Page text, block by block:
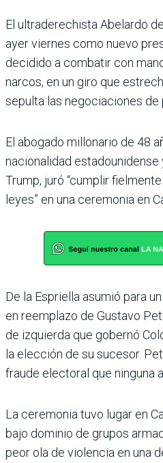
El ultraderechista Abe­lardo
ayer viernes como nuevo
decidido a combatir con
narcos, en un giro que
sepulta las negociaciones de
El abogado millonario de 48
nacionalidad estadouni­dense
Trump, juró “cumplir
leyes” en una ceremonia en
De la Espriella asumió para
en reemplazo de Gustavo
de izquierda que gobernó
la elección de su sucesor.
fraude electoral que ninguna
La ceremonia tuvo lugar en
bajo dominio de grupos
peor ola de violencia en una